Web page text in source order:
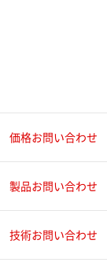
価格お問い合わせ
製品お問い合わせ
技術お問い合わせ